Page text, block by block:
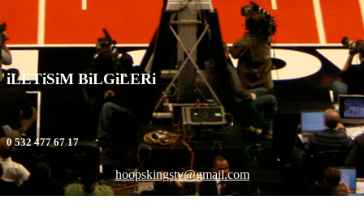
iLETiSiM BiLGiLERi
0 532 477 67 17
hoopskingstv@gmail.com